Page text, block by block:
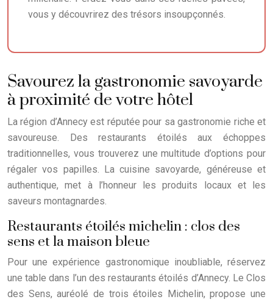
vous y découvrirez des trésors insoupçonnés.
Savourez la gastronomie savoyarde
à proximité de votre hôtel
La région d’Annecy est réputée pour sa gastronomie riche et
savoureuse. Des restaurants étoilés aux échoppes
traditionnelles, vous trouverez une multitude d’options pour
régaler vos papilles. La cuisine savoyarde, généreuse et
authentique, met à l’honneur les produits locaux et les
saveurs montagnardes.
Restaurants étoilés michelin : clos des
sens et la maison bleue
Pour une expérience gastronomique inoubliable, réservez
une table dans l’un des restaurants étoilés d’Annecy. Le Clos
des Sens, auréolé de trois étoiles Michelin, propose une